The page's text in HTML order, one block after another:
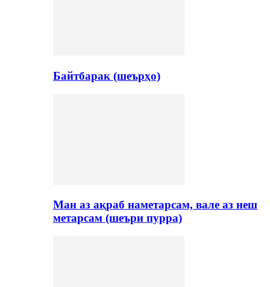
Байтбарак (шеърҳо)
Ман аз ақраб наметарсам, вале аз неш
метарсам (шеъри пурра)